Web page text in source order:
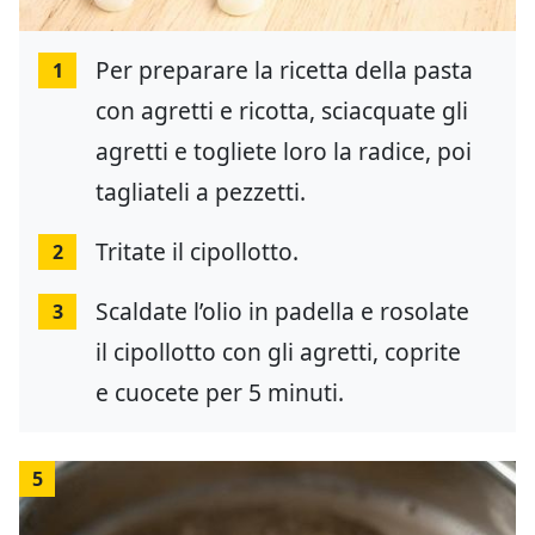
1
Per preparare la ricetta della pasta
con agretti e ricotta, sciacquate gli
agretti e togliete loro la radice, poi
tagliateli a pezzetti.
2 Tritate il cipollotto.
3
Scaldate l’olio in padella e rosolate
il cipollotto con gli agretti, coprite
e cuocete per 5 minuti.
5